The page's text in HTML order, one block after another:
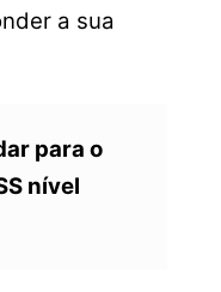
a sua
para o
nível